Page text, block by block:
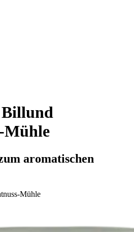
Billund
Mühle
aromatischen
Mühle